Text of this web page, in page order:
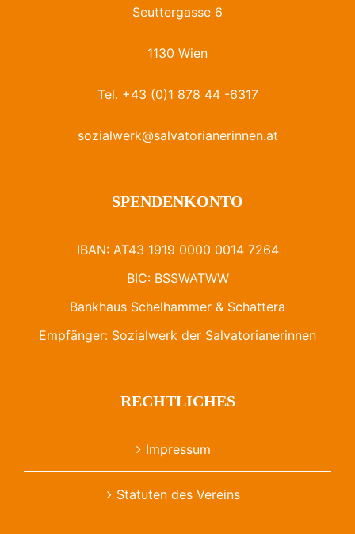
Seuttergasse 6
1130 Wien
Tel. +43 (0)1 878 44 -6317
sozialwerk@salvatorianerinnen.at
SPENDENKONTO
IBAN: AT43 1919 0000 0014 7264
BIC: BSSWATWW
Bankhaus Schelhammer & Schattera
Empfänger: Sozialwerk der Salvatorianerinnen
RECHTLICHES
Impressum
Statuten des Vereins